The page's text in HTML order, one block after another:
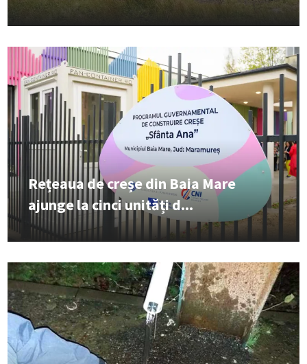
Rețeaua de creșe din Baia Mare
ajunge la cinci unități d...